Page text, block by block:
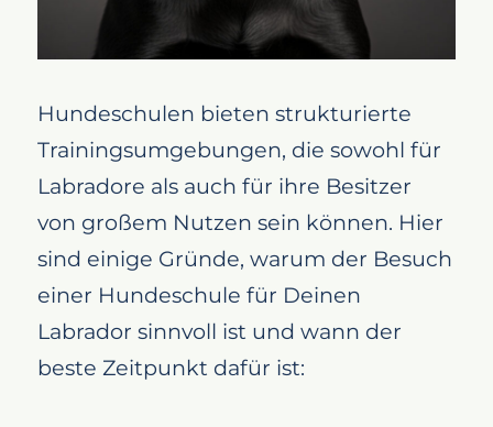
Hundeschulen bieten strukturierte
Trainingsumgebungen, die sowohl für
Labradore als auch für ihre Besitzer
von großem Nutzen sein können. Hier
sind einige Gründe, warum der Besuch
einer Hundeschule für Deinen
Labrador sinnvoll ist und wann der
beste Zeitpunkt dafür ist: